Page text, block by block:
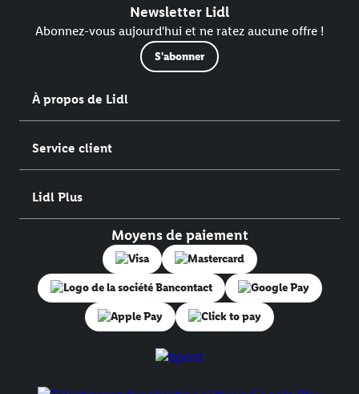
Newsletter Lidl
Abonnez-vous aujourd'hui et ne ratez aucune offre !
S'abonner
À propos de Lidl
Service client
Lidl Plus
Moyens de paiement